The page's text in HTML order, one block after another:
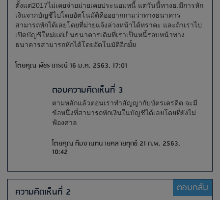
ตั้งแต่2017ไม่เคยจ่ายม่ายเคยประนอมหนี้ แต่วันนี้ทางธ.มีการหัก
เงินจากบัญชีไปโดยอัตโนมัติคืออยากถามว่าทางธนาคาร
สามารถหักได้เลยโดยที่ม่ายแจ้งล่วงหน้าได้หราคะ และถ้าเราไป
เปิดบัญชีใหม่แต่เป็นธนาคารเดิมที่เราเป็นหนี้รอบหน้าทาง
ธนาคารสามารถหักได้โดยอัตโนมัติอีกมั้ย
โดยคุณ พัชราภรณ์ 16 ม.ค. 2563, 17:01
ตอบความคิดเห็นที่ 3
ตามหลักแล้วตอนเราทำสัญญากับบัตรเครดิต จะมี
ข้อหนึ่งที่สามารถหักเงินในบัญชีได้เลยโดยที่ยังไม่
ฟ้องศาล
โดยคุณ ทีมงานทนายคลายทุกข์ 21 ก.พ. 2563,
10:42
ความคิดเห็นที่ 2 ตอบกลับ